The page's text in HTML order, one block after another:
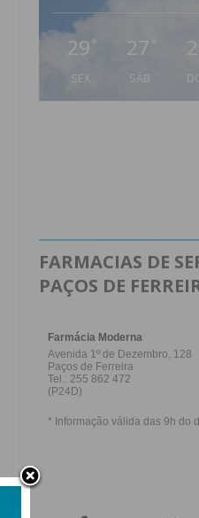
29 °
SEX
27 °
SÁB
FARMACIAS DE
PAÇOS DE